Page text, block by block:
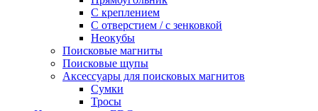
С креплением
С отверстием / с зенковкой
Неокубы
Поисковые магниты
Поисковые щупы
Аксессуары для поисковых магнитов
Сумки
Тросы